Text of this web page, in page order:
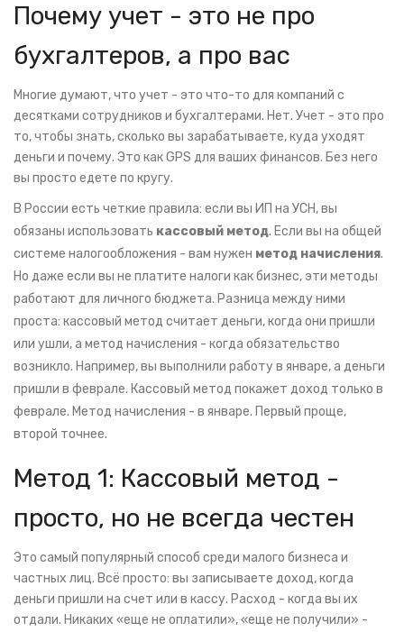
Почему учет - это не про
бухгалтеров, а про вас
Многие думают, что учет - это что-то для компаний с
десятками сотрудников и бухгалтерами. Нет. Учет - это про
то, чтобы знать, сколько вы зарабатываете, куда уходят
деньги и почему. Это как GPS для ваших финансов. Без него
вы просто едете по кругу.
В России есть четкие правила: если вы ИП на УСН, вы
обязаны использовать кассовый метод. Если вы на общей
системе налогообложения - вам нужен метод начисления.
Но даже если вы не платите налоги как бизнес, эти методы
работают для личного бюджета. Разница между ними
проста: кассовый метод считает деньги, когда они пришли
или ушли, а метод начисления - когда обязательство
возникло. Например, вы выполнили работу в январе, а деньги
пришли в феврале. Кассовый метод покажет доход только в
феврале. Метод начисления - в январе. Первый проще,
второй точнее.
Метод 1: Кассовый метод -
просто, но не всегда честен
Это самый популярный способ среди малого бизнеса и
частных лиц. Всё просто: вы записываете доход, когда
деньги пришли на счет или в кассу. Расход - когда вы их
отдали. Никаких «еще не оплатили», «еще не получили» -